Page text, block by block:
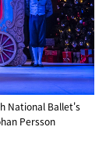
National Ballet's
Persson